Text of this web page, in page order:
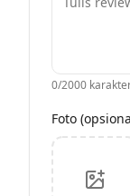
0/2000
Foto